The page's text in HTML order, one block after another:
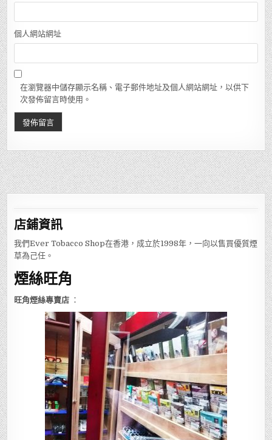
個人網站網址
在瀏覽器中儲存顯示名稱、電子郵件地址及個人網站網址，以供下
次發佈留言時使用。
店鋪資訊
我們Ever Tobacco Shop在香港，成立於1998年，一向以售買優質煙
草為己任。
煙絲旺角
旺角煙絲專賣店 ：